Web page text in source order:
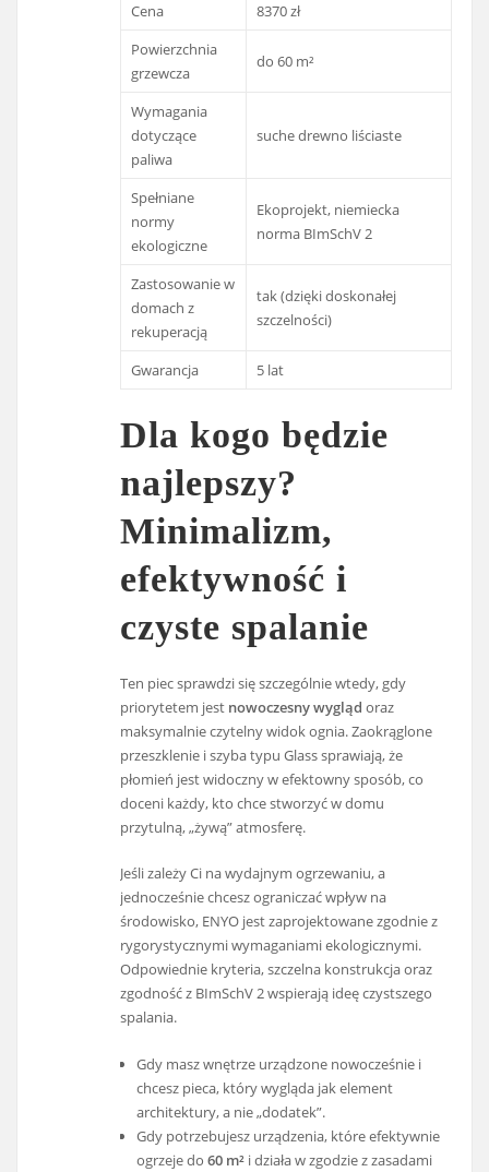
Cena
8370 zł
Powierzchnia
grzewcza
do 60 m²
Wymagania
dotyczące
paliwa
suche drewno liściaste
Spełniane
normy
ekologiczne
Ekoprojekt, niemiecka
norma BImSchV 2
Zastosowanie w
domach z
rekuperacją
tak (dzięki doskonałej
szczelności)
Gwarancja 5 lat
Dla kogo będzie
najlepszy?
Minimalizm,
efektywność i
czyste spalanie
Ten piec sprawdzi się szczególnie wtedy, gdy
priorytetem jest nowoczesny wygląd oraz
maksymalnie czytelny widok ognia. Zaokrąglone
przeszklenie i szyba typu Glass sprawiają, że
płomień jest widoczny w efektowny sposób, co
doceni każdy, kto chce stworzyć w domu
przytulną, „żywą” atmosferę.
Jeśli zależy Ci na wydajnym ogrzewaniu, a
jednocześnie chcesz ograniczać wpływ na
środowisko, ENYO jest zaprojektowane zgodnie z
rygorystycznymi wymaganiami ekologicznymi.
Odpowiednie kryteria, szczelna konstrukcja oraz
zgodność z BImSchV 2 wspierają ideę czystszego
spalania.
Gdy masz wnętrze urządzone nowocześnie i
chcesz pieca, który wygląda jak element
architektury, a nie „dodatek”.
Gdy potrzebujesz urządzenia, które efektywnie
ogrzeje do 60 m²i działa w zgodzie z zasadami